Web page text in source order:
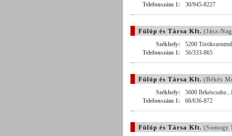
Telefonszám 1:
30/945-8227
Fülöp és Társa Kft. (Jász-
Székhely:
5200
Telefonszám 1:
56/333-865
Fülöp és Társa Kft. (Békés
Székhely:
5600 Békéscsaba ,
Telefonszám 1:
66/636-872
Fülöp és Társa Kft. (Somogy